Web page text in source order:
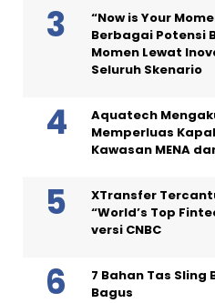
“Now is Your
Berbagai Potensi
Momen Lewat
Seluruh Skenario
Aquatech
Memperluas
Kawasan MENA
XTransfer
“World’s Top
versi CNBC
7 Bahan Tas
Bagus